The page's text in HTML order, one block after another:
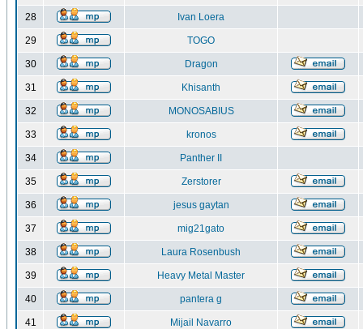
28 Ivan Loera
29 TOGO
30 Dragon
31 Khisanth
32 MONOSABIUS
33 kronos
34 Panther II
35 Zerstorer
36 jesus gaytan
37 mig21gato
38 Laura Rosenbush
39 Heavy Metal Master
40 pantera g
41 Mijail Navarro